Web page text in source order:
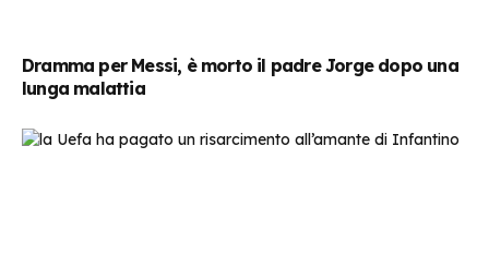
Dramma per Messi, è morto il padre Jorge dopo una
lunga malattia